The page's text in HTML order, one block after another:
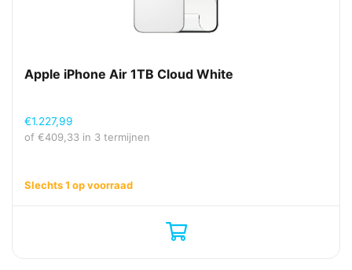
Apple iPhone Air 1TB Cloud White
€1.227,99
of €409,33 in 3 termijnen
Slechts 1 op voorraad